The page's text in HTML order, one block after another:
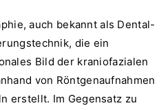
auch bekannt als Dental-
die ein
Bild der kraniofazialen
von Röntgenaufnahmen
erstellt. Im Gegensatz zu